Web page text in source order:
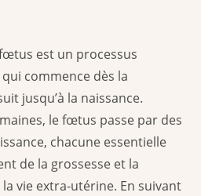
est un processus
commence dès la
jusqu’à la naissance.
le fœtus passe par des
chacune essentielle
de la grossesse et la
vie extra-utérine. En suivant